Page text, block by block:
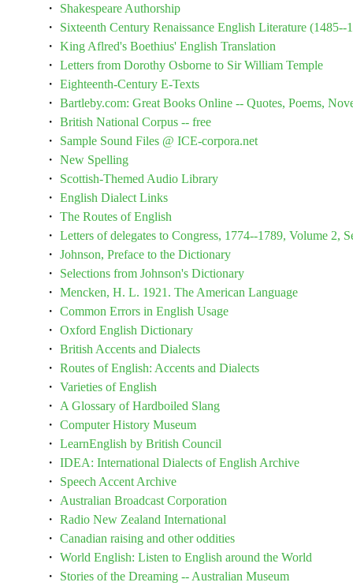
・ Shakespeare Authorship
・ Sixteenth Century Renaissance English Literature (1485--
・ King Aflred's Boethius' English Translation
・ Letters from Dorothy Osborne to Sir William Temple
・ Eighteenth-Century E-Texts
・ Bartleby.com: Great Books Online -- Quotes, Poems,
・ British National Corpus -- free
・ Sample Sound Files @ ICE-corpora.net
・ New Spelling
・ Scottish-Themed Audio Library
・ English Dialect Links
・ The Routes of English
・ Letters of delegates to Congress, 1774--1789, Volume 2,
・ Johnson, Preface to the Dictionary
・ Selections from Johnson's Dictionary
・ Mencken, H. L. 1921. The American Language
・ Common Errors in English Usage
・ Oxford English Dictionary
・ British Accents and Dialects
・ Routes of English: Accents and Dialects
・ Varieties of English
・ A Glossary of Hardboiled Slang
・ Computer History Museum
・ LearnEnglish by British Council
・ IDEA: International Dialects of English Archive
・ Speech Accent Archive
・ Australian Broadcast Corporation
・ Radio New Zealand International
・ Canadian raising and other oddities
・ World English: Listen to English around the World
・ Stories of the Dreaming -- Australian Museum